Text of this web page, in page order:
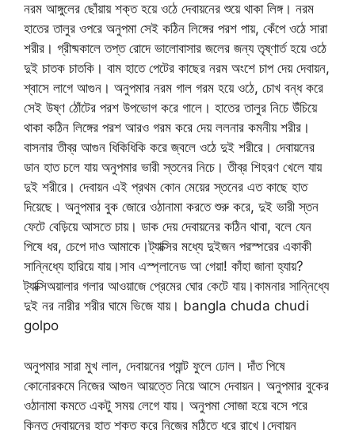
নরম আঙ্গুলের ছোঁয়ায় শক্ত হয়ে ওঠে দেবায়নের শুয়ে থাকা লিঙ্গ। নরম
হাতের তালুর ওপরে অনুপমা সেই কঠিন লিঙ্গের পরশ পায়, কেঁপে ওঠে সারা
শরীর। গ্রীষ্মকালে তপ্ত রোদে ভালোবাসার জলের জন্য তৃষ্ণার্ত হয়ে ওঠে
দুই চাতক চাতকি। বাম হাতে পেটের কাছের নরম অংশে চাপ দেয় দেবায়ন,
শ্বাসে লাগে আগুন। অনুপমার নরম গাল গরম হয়ে ওঠে, চোখ বন্ধ করে
সেই উষ্ণ ঠোঁটের পরশ উপভোগ করে গালে। হাতের তালুর নিচে উঁচিয়ে
থাকা কঠিন লিঙ্গের পরশ আরও গরম করে দেয় ললনার কমনীয় শরীর।
বাসনার তীব্র আগুন ধিকিধিকি করে জ্বলে ওঠে দুই শরীরে। দেবায়নের
ডান হাত চলে যায় অনুপমার ভারী স্তনের নিচে। তীব্র শিহরণ খেলে যায়
দুই শরীরে। দেবায়ন এই প্রথম কোন মেয়ের স্তনের এত কাছে হাত
দিয়েছে। অনুপমার বুক জোরে ওঠানামা করতে শুরু করে, দুই ভারী স্তন
ফেটে বেড়িয়ে আসতে চায়। ডাক দেয় দেবায়নের কঠিন থাবা, বলে যেন
পিষে ধর, চেপে দাও আমাকে।ট্যাক্সির মধ্যে দুইজন পরস্পরের একাকী
সান্নিধ্যে হারিয়ে যায়।সাব এস্প্লানেড আ গেয়া! কাঁহা জানা হ্যায়?
ট্যাক্সিঅয়ালার গলার আওয়াজে প্রেমের ঘোর কেটে যায়।কামনার সান্নিধ্যে
দুই নর নারীর শরীর ঘামে ভিজে যায়। bangla chuda chudi
golpo
অনুপমার সারা মুখ লাল, দেবায়নের প্যান্ট ফুলে ঢোল। দাঁত পিষে
কোনোরকমে নিজের আগুন আয়ত্তে নিয়ে আসে দেবায়ন। অনুপমার বুকের
ওঠানামা কমতে একটু সময় লেগে যায়। অনুপমা সোজা হয়ে বসে পরে
কিন্তু দেবায়নের হাত শক্ত করে নিজের মুঠিতে ধরে রাখে।দেবায়ন